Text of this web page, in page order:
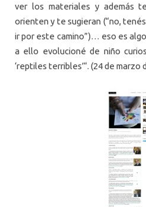
ver los materiales y además
orienten y te sugieran (“no,
ir por este camino”)… eso es
a ello evolucioné de niño
‘reptiles terribles’“. (24 de marzo